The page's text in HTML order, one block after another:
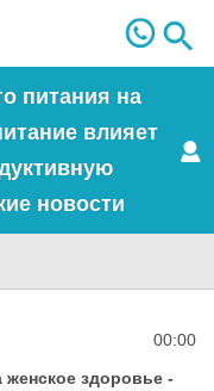
питания на
влияет
новости
00:00
женское здоровье -